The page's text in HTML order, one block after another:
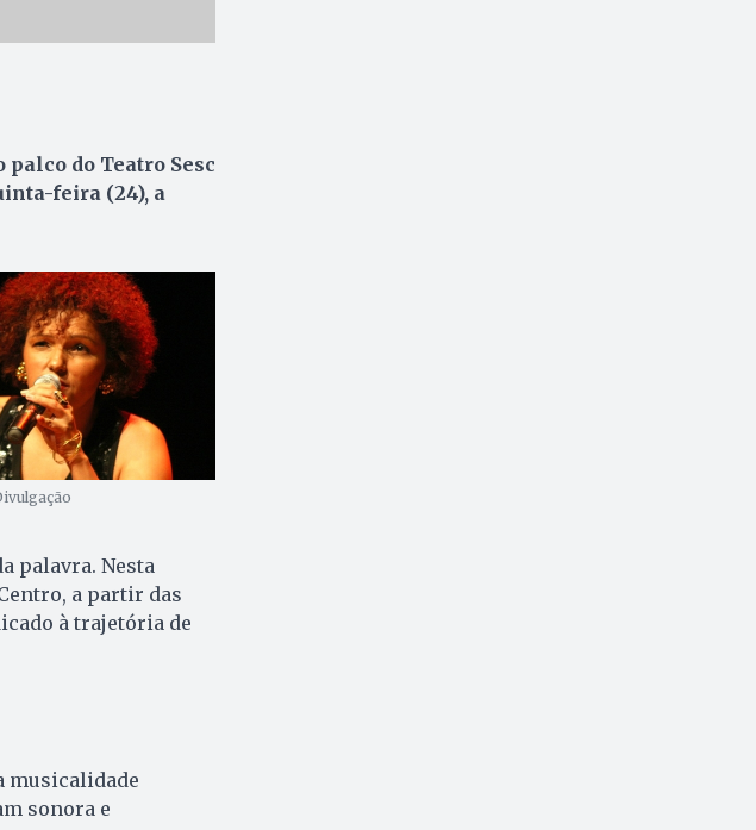
palco do Teatro Sesc
feira (24), a
palavra. Nesta
a partir das
à trajetória de
musicalidade
sonora e